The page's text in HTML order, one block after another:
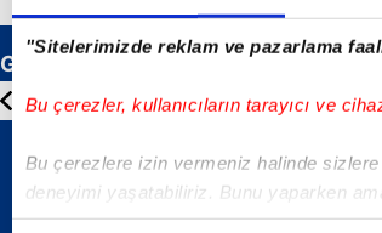
"Sitelerimizde reklam ve pazarlama
Bu çerezler, kullanıcıların tarayıcı ve
Bu çerezlere izin vermeniz halinde
deneyimi yaşatabiliriz. Bunu yaparken
içerikleri sunabilmek adına elimizden
Günün Manşetleri